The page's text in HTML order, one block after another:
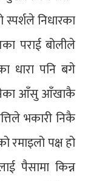
निधारका
पराई बोलीले
धारा पनि बगे
आँसु आँखाकै
भकारी निकै
रमाइलो पक्ष हो
पैसामा किन्न